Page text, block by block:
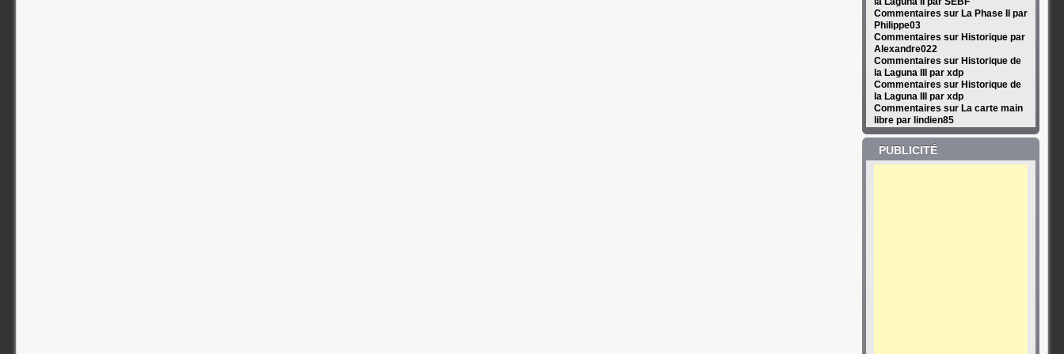
Commentaires sur La Phase II par
Philippe03
Commentaires sur Historique par
Alexandre022
Commentaires sur Historique de
la Laguna III par xdp
Commentaires sur Historique de
la Laguna III par xdp
Commentaires sur La carte main
libre par lindien85
PUBLICITÉ